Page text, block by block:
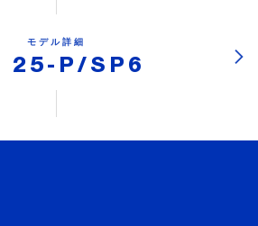
モデル詳細
25-P/SP6